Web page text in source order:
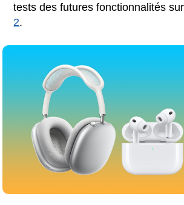
tests des futures fonctionnalités
2.